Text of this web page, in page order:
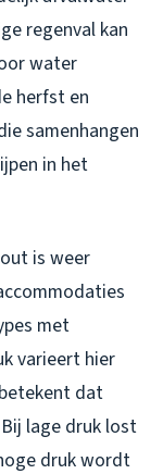
regenval kan
water
herfst en
samenhangen
in het
is weer
met
varieert hier
dat
lage druk lost
druk wordt